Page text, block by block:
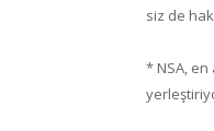
siz de
* NSA, en